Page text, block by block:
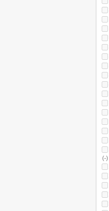
(-)